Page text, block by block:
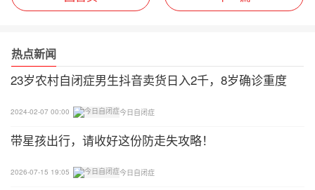
自己的；会开口的孩子会先说名字，“XXX的”，大人
“谁的？”孩子可能用手指妈妈，或者说“妈妈的”。妈
妈告诉他说“你的”，再指爸爸的鞋问“谁的？”孩子会
说“爸爸的”，妈妈告诉孩子说“他的”，孩子会较快学
会说“我的”，不就也会说“你的”和“他的”。
热点新闻
23岁农村自闭症男生抖音卖货日入2千，8岁确诊重度
2024-02-07 00:00 今日自闭症
带星孩出行，请收好这份防走失攻略！
2026-07-15 19:05 今日自闭症